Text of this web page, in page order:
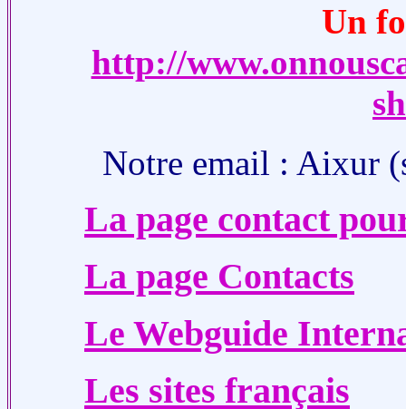
Un
http://
Notre email : Aixur
La page contact
La page Contacts
Le Webguide
Les sites français